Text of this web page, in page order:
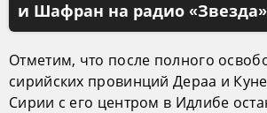
и Шафран на радио «Звезда»
Отметим, что после полного
сирийских провинций Дераа и
Сирии с его центром в Идлибе